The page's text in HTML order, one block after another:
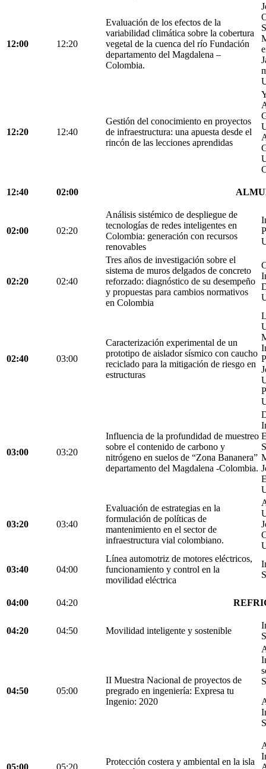
12:00 12:20
Evaluación de los efectos de la
variabilidad climática sobre la cobertura
vegetal de la cuenca del río Fundación
departamento del Magdalena –
Colombia.
12:20 12:40
Gestión del conocimiento en proyectos
de infraestructura: una apuesta desde el
rincón de las lecciones aprendidas
12:40 02:00
02:00 02:20
Análisis sistémico de despliegue de
tecnologías de redes inteligentes en
Colombia: generación con recursos
renovables
02:20 02:40
Tres años de investigación sobre el
sistema de muros delgados de concreto
reforzado: diagnóstico de su desempeño
y propuestas para cambios normativos
en Colombia
02:40 03:00
Caracterización experimental de un
prototipo de aislador sísmico con caucho
reciclado para la mitigación de riesgo en
estructuras
03:00 03:20
Influencia de la profundidad de muestreo
sobre el contenido de carbono y
nitrógeno en suelos de “Zona Bananera”
departamento del Magdalena -Colombia.
03:20 03:40
Evaluación de estrategias en la
formulación de políticas de
mantenimiento en el sector de
infraestructura vial colombiano.
03:40 04:00
Línea automotriz de motores eléctricos,
funcionamiento y control en la
movilidad eléctrica
04:00 04:20
04:20 04:50 Movilidad inteligente y sostenible
04:50 05:00
II Muestra Nacional de proyectos de
pregrado en ingeniería: Expresa tu
Ingenio: 2020
05:00 05:20
Protección costera y ambiental en la isla